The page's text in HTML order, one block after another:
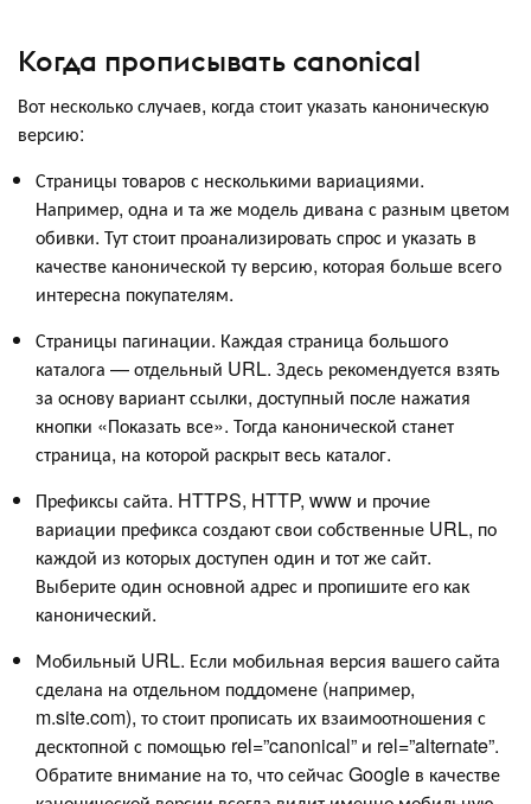
Когда прописывать canonical
Вот несколько случаев, когда стоит указать каноническую
версию:
Страницы товаров с несколькими вариациями.
Например, одна и та же модель дивана с разным цветом
обивки. Тут стоит проанализировать спрос и указать в
качестве канонической ту версию, которая больше всего
интересна покупателям.
Страницы пагинации. Каждая страница большого
каталога — отдельный URL. Здесь рекомендуется взять
за основу вариант ссылки, доступный после нажатия
кнопки «Показать все». Тогда канонической станет
страница, на которой раскрыт весь каталог.
Префиксы сайта. HTTPS, HTTP, www и прочие
вариации префикса создают свои собственные URL, по
каждой из которых доступен один и тот же сайт.
Выберите один основной адрес и пропишите его как
канонический.
Мобильный URL. Если мобильная версия вашего сайта
сделана на отдельном поддомене (например,
m.site.com), то стоит прописать их взаимоотношения с
десктопной с помощью rel=”canonical” и rel=”alternate”.
Обратите внимание на то, что сейчас Google в качестве